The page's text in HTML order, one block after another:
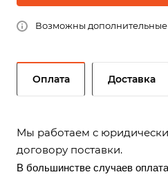
Возможны
Оплата Доставка
Мы работаем с
договору поставки.
В большинстве случаев